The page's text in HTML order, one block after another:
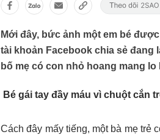
Mới đây, bức ảnh một em bé
tài khoản Facebook chia sẻ
bố mẹ có con nhỏ hoang mang lo
Bé gái tay đầy máu vì chuột cắn
Cách đây mấy tiếng, một bà mẹ trẻ